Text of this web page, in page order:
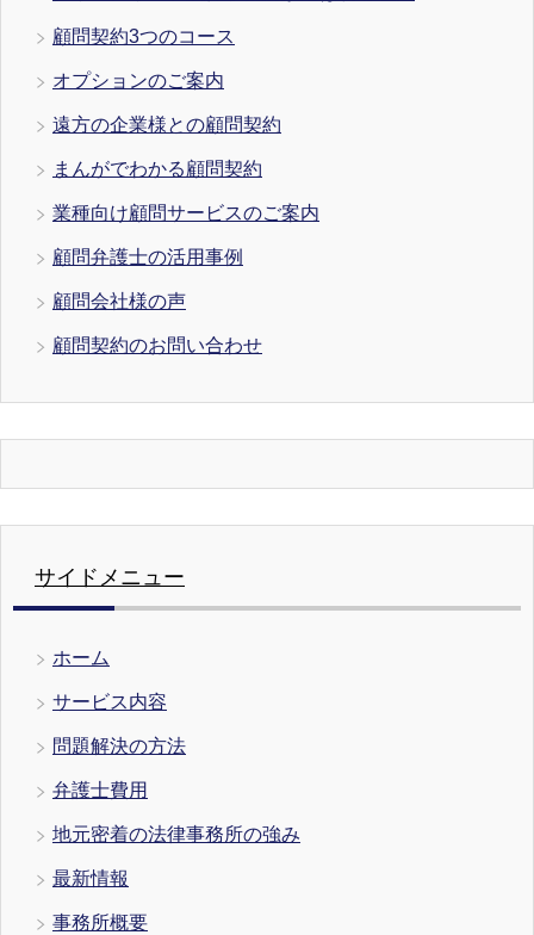
顧問契約3つのコース
オプションのご案内
遠方の企業様との顧問契約
まんがでわかる顧問契約
業種向け顧問サービスのご案内
顧問弁護士の活用事例
顧問会社様の声
顧問契約のお問い合わせ
サイドメニュー
ホーム
サービス内容
問題解決の方法
弁護士費用
地元密着の法律事務所の強み
最新情報
事務所概要